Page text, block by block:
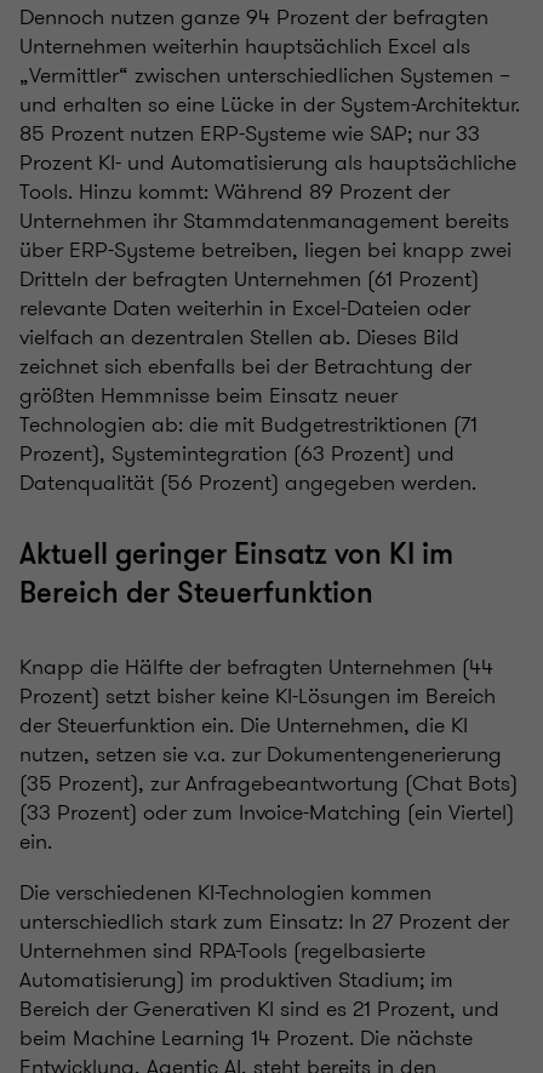
Dennoch nutzen ganze 94 Prozent der befragten
Unternehmen weiterhin hauptsächlich Excel als
„Vermittler“ zwischen unterschiedlichen Systemen –
und erhalten so eine Lücke in der System-Architektur.
85 Prozent nutzen ERP-Systeme wie SAP; nur 33
Prozent KI- und Automatisierung als hauptsächliche
Tools. Hinzu kommt: Während 89 Prozent der
Unternehmen ihr Stammdatenmanagement bereits
über ERP-Systeme betreiben, liegen bei knapp zwei
Dritteln der befragten Unternehmen (61 Prozent)
relevante Daten weiterhin in Excel-Dateien oder
vielfach an dezentralen Stellen ab. Dieses Bild
zeichnet sich ebenfalls bei der Betrachtung der
größten Hemmnisse beim Einsatz neuer
Technologien ab: die mit Budgetrestriktionen (71
Prozent), Systemintegration (63 Prozent) und
Datenqualität (56 Prozent) angegeben werden.
Aktuell geringer Einsatz von KI im
Bereich der Steuerfunktion
Knapp die Hälfte der befragten Unternehmen (44
Prozent) setzt bisher keine KI-Lösungen im Bereich
der Steuerfunktion ein. Die Unternehmen, die KI
nutzen, setzen sie v.a. zur Dokumentengenerierung
(35 Prozent), zur Anfragebeantwortung (Chat Bots)
(33 Prozent) oder zum Invoice-Matching (ein Viertel)
ein.
Die verschiedenen KI-Technologien kommen
unterschiedlich stark zum Einsatz: In 27 Prozent der
Unternehmen sind RPA-Tools (regelbasierte
Automatisierung) im produktiven Stadium; im
Bereich der Generativen KI sind es 21 Prozent, und
beim Machine Learning 14 Prozent. Die nächste